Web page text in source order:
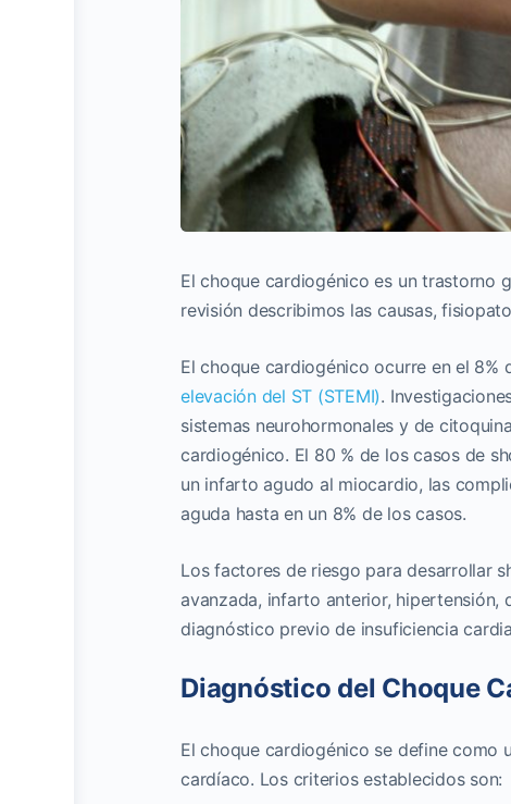
El choque cardiogénico es un trastorno
revisión describimos las causas,
El choque cardiogénico ocurre en el
elevación del ST (STEMI).
sistemas neurohormonales y de
cardiogénico. El 80 % de los casos de
un infarto agudo al miocardio, las
aguda hasta en un 8% de los casos.
Los factores de riesgo para desarrollar
avanzada, infarto anterior,
diagnóstico previo de insuficiencia
Diagnóstico del Choque
El choque cardiogénico se define como
cardíaco. Los criterios establecidos son: